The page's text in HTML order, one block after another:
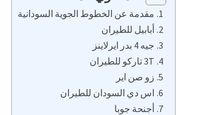
مقدمة عن الخطوط الجوية السودانية
أبابيل للطيران
جيه 4 بدر ايرلاينز
3T تاركو للطيران
زو صن اير
اس دي السودان للطيران
أجنحة جوبا